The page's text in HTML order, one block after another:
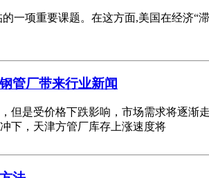
一项重要课题。在这方面,美国在经济“
管厂带来行业新闻
受价格下跌影响，市场需求将逐渐
下，天津方管厂库存上涨速度将